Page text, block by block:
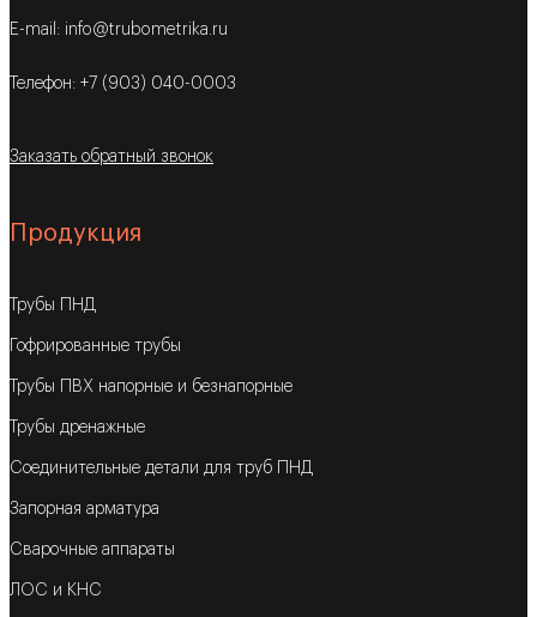
E-mail: info@trubometrika.ru
Телефон: +7 (903) 040-0003
Заказать обратный звонок
Продукция
Трубы ПНД
Гофрированные трубы
Трубы ПВХ напорные и безнапорные
Трубы дренажные
Соединительные детали для труб ПНД
Запорная арматура
Сварочные аппараты
ЛОС и КНС